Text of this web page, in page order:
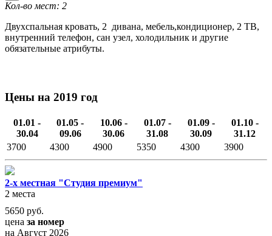
Кол-во мест: 2
Двухспальная кровать, 2 дивана, мебель,кондиционер, 2 ТВ,
внутренний телефон, сан узел, холодильник и другие
обязательные атрибуты.
Цены на 2019 год
01.01 -
30.04
01.05 -
09.06
10.06 -
30.06
01.07 -
31.08
01.09 -
30.09
01.10 -
31.12
3700
4300 4900 5350 4300 3900
2-х местная "Студия премиум"
2 места
5650 руб.
цена за номер
на Август 2026